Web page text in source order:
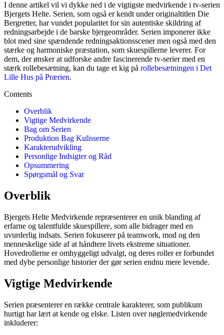
I denne artikel vil vi dykke ned i de vigtigste medvirkende i tv-serien
Bjergets Helte. Serien, som også er kendt under originaltitlen Die
Bergretter, har vundet popularitet for sin autentiske skildring af
redningsarbejde i de barske bjergeområder. Serien imponerer ikke
blot med sine spændende redningsaktionsscener men også med den
stærke og harmoniske præstation, som skuespillerne leverer. For
dem, der ønsker at udforske andre fascinerende tv-serier med en
stærk rollebesætning, kan du tage et kig på rollebesætningen i Det
Lille Hus på Prærien.
Contents
Overblik
Vigtige Medvirkende
Bag om Serien
Produktion Bag Kulisserne
Karakterudvikling
Personlige Indsigter og Råd
Opsummering
Spørgsmål og Svar
Overblik
Bjergets Helte Medvirkende repræsenterer en unik blanding af
erfarne og talentfulde skuespillere, som alle bidrager med en
uvurderlig indsats. Serien fokuserer på teamwork, mod og den
menneskelige side af at håndtere livets ekstreme situationer.
Hovedrollerne er omhyggeligt udvalgt, og deres roller er forbundet
med dybe personlige historier der gør serien endnu mere levende.
Vigtige Medvirkende
Serien præsenterer en række centrale karakterer, som publikum
hurtigt har lært at kende og elske. Listen over nøglemedvirkende
inkluderer: